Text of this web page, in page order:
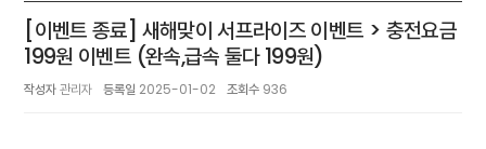
[이벤트 종료] 새해맞이 서프라이즈 이벤트 > 충전요금
199원 이벤트 (완속,급속 둘다 199원)
작성자관리자 등록일 2025-01-02 조회수 936